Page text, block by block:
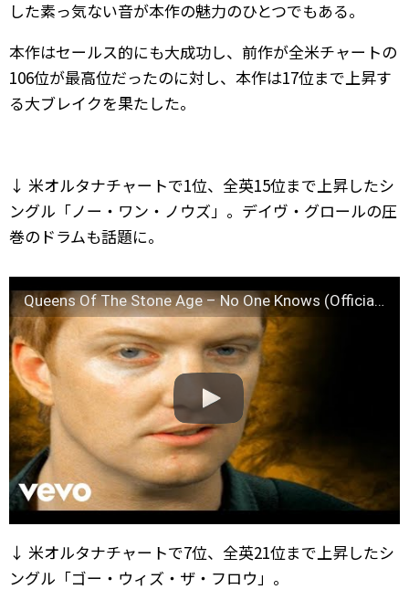
した素っ気ない音が本作の魅力のひとつでもある。
本作はセールス的にも大成功し、前作が全米チャートの
106位が最高位だったのに対し、本作は17位まで上昇す
る大ブレイクを果たした。
↓ 米オルタナチャートで1位、全英15位まで上昇したシ
ングル「ノー・ワン・ノウズ」。デイヴ・グロールの圧
巻のドラムも話題に。
Queens Of The Stone Age – No One Knows (Official Music Video)
↓ 米オルタナチャートで7位、全英21位まで上昇したシ
ングル「ゴー・ウィズ・ザ・フロウ」。